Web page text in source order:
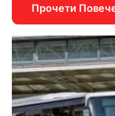
Прочети